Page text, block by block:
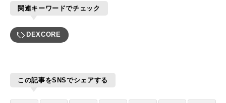
関連キーワードでチェック
DEXCORE
この記事をSNSでシェアする